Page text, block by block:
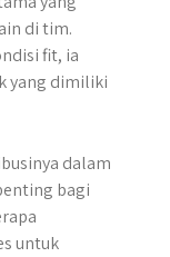
di tim.
fit, ia
yang dimiliki
dalam
bagi
untuk